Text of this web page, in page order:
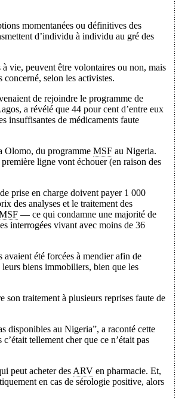
momentanées ou définitives des
d’individu à individu au gré des
vie, peuvent être volontaires ou non, mais
selon les activistes.
de rejoindre le programme de
a révélé que 44 pour cent d’entre eux
insuffisantes de médicaments faute
Olomo, du programme MSF au Nigeria.
ligne vont échouer (en raison des
prise en charge doivent payer 1 000
des analyses et le traitement des
— ce qui condamne une majorité de
interrogées vivant avec moins de 36
avaient été forcées à mendier afin de
biens immobiliers, bien que les
son traitement à plusieurs reprises faute de
disponibles au Nigeria”, a raconté cette
tellement cher que ce n’était pas
peut acheter des ARV en pharmacie. Et,
en cas de sérologie positive, alors